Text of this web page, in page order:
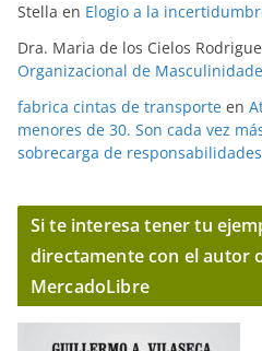
Stella en Elogio a la
Dra. Maria de los Cielos
Organizacional de
fabrica cintas de transporte en
menores de 30. Son cada vez
sobrecarga de
Si te interesa tener tu
directamente con el autor
MercadoLibre